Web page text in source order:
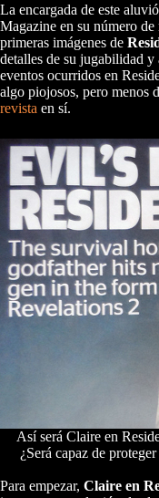
La encargada de este
Magazine en su número
primeras imágenes de
detalles de su jugabilidad y
eventos ocurridos en
algo piojosos, pero menos
revista en sí.
Así será Claire en
¿Será capaz de
Para empezar, Claire en